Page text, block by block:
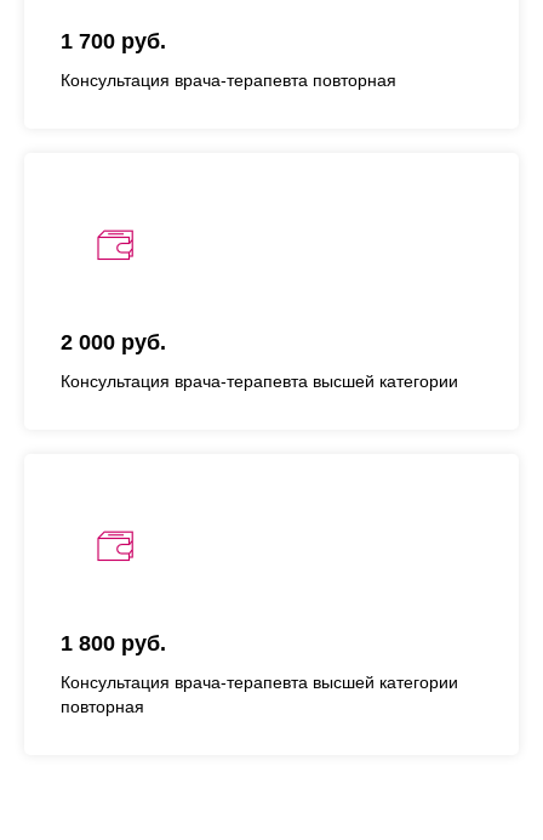
1 700 руб.
Консультация врача-терапевта повторная
2 000 руб.
Консультация врача-терапевта высшей категории
1 800 руб.
Консультация врача-терапевта высшей категории
повторная